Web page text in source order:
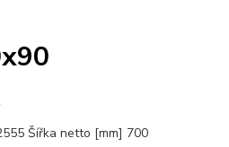
Šířka netto [mm] 700